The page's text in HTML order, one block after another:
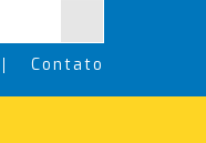
Contato